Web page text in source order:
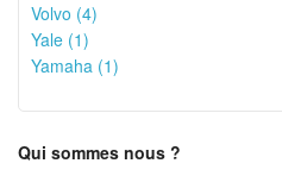
Volvo (4)
Yale (1)
Yamaha (1)
Qui sommes nous ?